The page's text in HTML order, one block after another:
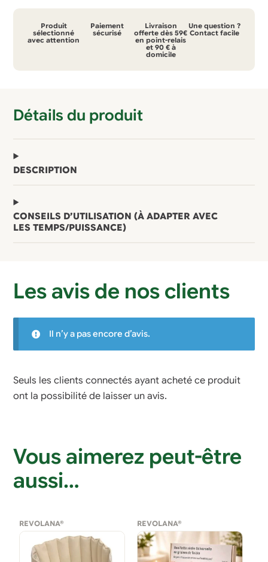
lin
Spéciale
cervicales
Produit
sélectionné
avec attention
Paiement
sécurisé
Livraison
offerte dès 59€
en point-relais
et 90 € à
domicile
Une question ?
Contact facile
Détails du produit
DESCRIPTION
CONSEILS D’UTILISATION (À ADAPTER AVEC
LES TEMPS/PUISSANCE)
Les avis de nos clients
Il n’y a pas encore d’avis.
Seuls les clients connectés ayant acheté ce produit
ont la possibilité de laisser un avis.
Vous aimerez peut-être
aussi…
REVOLANA® REVOLANA®